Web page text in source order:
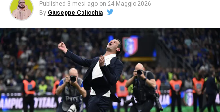
Published 3 mesi ago on 24 Maggio 2026
By Giuseppe Colicchia